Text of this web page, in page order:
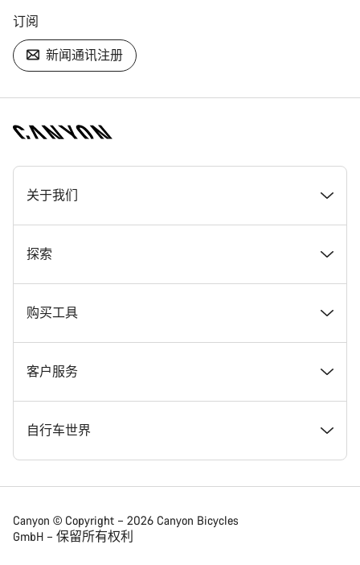
订阅
新闻通讯注册
[footer.linksList.title]
关于我们
奖项
在 Canyon 工作
Canyon 新闻发布室
条款和条件
法律披露
数据保护声明
探索
新闻和故事
提示和建议
Canyon Home Koblenz
会员礼遇
Canyon App
购买工具
找到您梦寐以求的 Canyon 自行车
现货自行车
找到您的 Canyon 尺寸
自行车对比
客户服务
支持中心
服务网点
自行车世界
公路车
砾石车
Canyon © Copyright – 2026 Canyon Bicycles
GmbH – 保留所有权利